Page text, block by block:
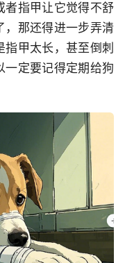
者指甲让它觉得不舒
，那还得进一步弄清
甲太长，甚至倒刺
一定要记得定期给狗